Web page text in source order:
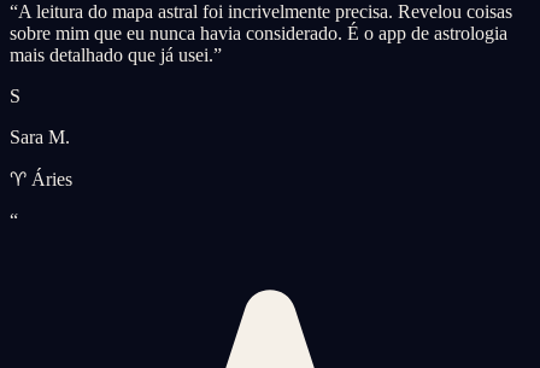
“A leitura do mapa astral foi incrivelmente precisa. Revelou coisas
sobre mim que eu nunca havia considerado. É o app de astrologia
mais detalhado que já usei.”
S
Sara M.
♈ Áries
“